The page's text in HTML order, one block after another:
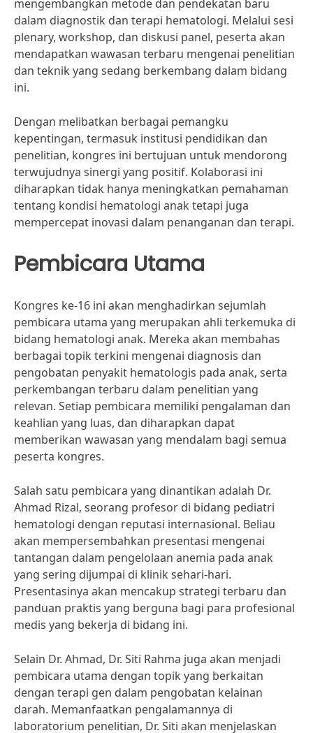
mengembangkan metode dan pendekatan baru
dalam diagnostik dan terapi hematologi. Melalui sesi
plenary, workshop, dan diskusi panel, peserta akan
mendapatkan wawasan terbaru mengenai penelitian
dan teknik yang sedang berkembang dalam bidang
ini.
Dengan melibatkan berbagai pemangku
kepentingan, termasuk institusi pendidikan dan
penelitian, kongres ini bertujuan untuk mendorong
terwujudnya sinergi yang positif. Kolaborasi ini
diharapkan tidak hanya meningkatkan pemahaman
tentang kondisi hematologi anak tetapi juga
mempercepat inovasi dalam penanganan dan terapi.
Pembicara Utama
Kongres ke-16 ini akan menghadirkan sejumlah
pembicara utama yang merupakan ahli terkemuka di
bidang hematologi anak. Mereka akan membahas
berbagai topik terkini mengenai diagnosis dan
pengobatan penyakit hematologis pada anak, serta
perkembangan terbaru dalam penelitian yang
relevan. Setiap pembicara memiliki pengalaman dan
keahlian yang luas, dan diharapkan dapat
memberikan wawasan yang mendalam bagi semua
peserta kongres.
Salah satu pembicara yang dinantikan adalah Dr.
Ahmad Rizal, seorang profesor di bidang pediatri
hematologi dengan reputasi internasional. Beliau
akan mempersembahkan presentasi mengenai
tantangan dalam pengelolaan anemia pada anak
yang sering dijumpai di klinik sehari-hari.
Presentasinya akan mencakup strategi terbaru dan
panduan praktis yang berguna bagi para profesional
medis yang bekerja di bidang ini.
Selain Dr. Ahmad, Dr. Siti Rahma juga akan menjadi
pembicara utama dengan topik yang berkaitan
dengan terapi gen dalam pengobatan kelainan
darah. Memanfaatkan pengalamannya di
laboratorium penelitian, Dr. Siti akan menjelaskan